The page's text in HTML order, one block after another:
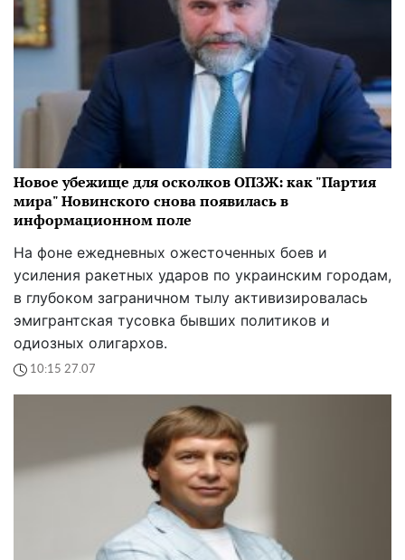
Новое убежище для осколков ОПЗЖ: как "Партия
мира" Новинского снова появилась в
информационном поле
На фоне ежедневных ожесточенных боев и
усиления ракетных ударов по украинским городам,
в глубоком заграничном тылу активизировалась
эмигрантская тусовка бывших политиков и
одиозных олигархов.
10:15 27.07